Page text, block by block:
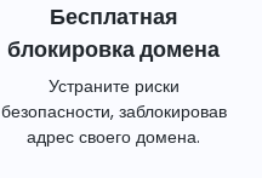
Бесплатная
блокировка домена
Устраните риски
безопасности, заблокировав
адрес своего домена.